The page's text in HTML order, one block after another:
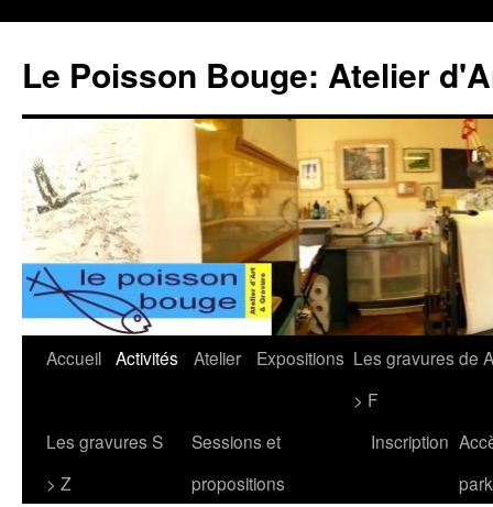
Le Poisson Bouge: Atelier
Aller
contenu
Accueil Activités Atelier Expositions Les gravures de A
> F
Les gravures S
> Z
Sessions et
propositions
Inscription